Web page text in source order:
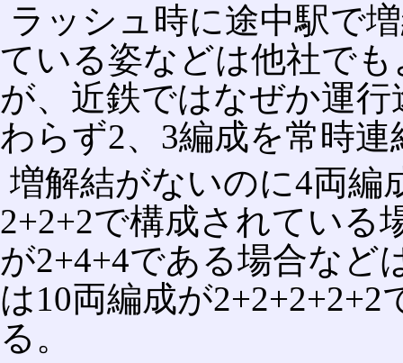
ラッシュ時に途中駅で
ている姿などは他社で
が、近鉄ではなぜか運
わらず2、3編成を常時
増解結がないのに4両編
2+2+2で構成されている
が2+4+4である場合など
は10両編成が
る。